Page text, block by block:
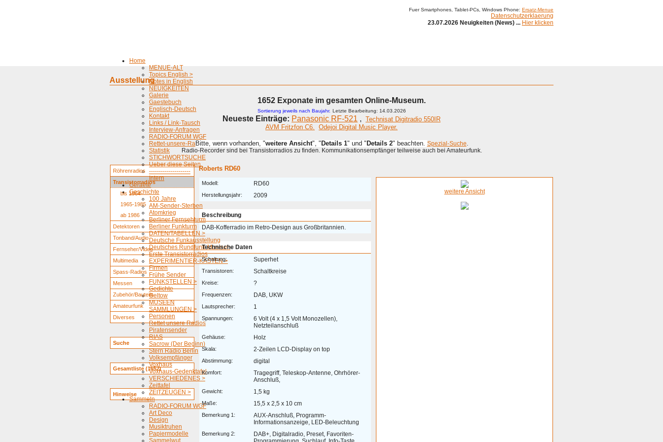
Fuer Smartphones, Tablet-PCs, Windows Phone: Ersatz-Menue
Datenschutzerklaerung
23.07.2026 Neuigkeiten (News) ... Hier klicken
Home
MENUE-ALT
Topics English >
Notes in English
NEUIGKEITEN
Galerie
Gaestebuch
Englisch-Deutsch
Kontakt
Links / Link-Tausch
Interview-Anfragen
RADIO-FORUM WGF
Rettet-unsere-Radios
Statistik
STICHWORTSUCHE
Ueber diese Seiten
---------------------
Intern
Geraete
Geschichte
100 Jahre
AM-Sender-Sterben
Atomkrieg
Berliner Fernsehturm
Berliner Funkturm
DATEN/TABELLEN >
Deutsche Funkausstellung
Deutsches Rundfunk-Museum
Erste Transistorradios
EXPERIMENTIER-KÄSTEN >
Firmen
Frühe Sender
FUNKSTELLEN >
Gedichte
Geltow
MUSEEN
SAMMLUNGEN >
Personen
Rettet unsere Radios
Piratensender
RIAS
Sacrow (Der Beginn)
Stern Radio Berlin
Volksempfänger
Voxhaus
Voxhaus-Gedenktafel
VERSCHIEDENES >
Zeittafel
ZEITZEUGEN >
Sammeln
RADIO-FORUM WGF
Art Deco
Design
Musiktruhen
Papiermodelle
Sammelwut
Ausstellung
1652 Exponate im gesamten Online-Museum.
Sortierung jeweils nach Baujahr. Letzte Bearbeitung: 14.03.2026
Neueste Einträge: Panasonic RF-521 , Technisat Digitradio 550IR
AVM Fritzfon C6. Odejoi Digital Music Player.
Bitte, wenn vorhanden, "weitere Ansicht", " Details 1" und " Details 2" beachten. Spezial-Suche.
Radio-Recorder sind bei Transistorradios zu finden. Kommunikationsempfänger teilweise auch bei Amateurfunk.
Röhrenradios
Transistorradios
bis 1964
1965-1985
ab 1986
Detektoren
Tonband/Audio
Fernseher/Video
Multimedia
Spass-Radios
Messen
Zubehör/Bauteile
Amateurfunk
Diverses
Suche
Gesamtliste (1652)
Hinweise
Roberts RD60
Modell: RD60
Herstellungsjahr: 2009
Beschreibung
DAB-Kofferradio im Retro-Design aus Großbritannien.
Technische Daten
Schaltung: Superhet
Transistoren: Schaltkreise
Kreise: ?
Frequenzen: DAB, UKW
Lautsprecher: 1
Spannungen:
6 Volt (4 x 1,5 Volt Monozellen),
Netzteilanschluß
Gehäuse: Holz
Skala: 2-Zeilen LCD-Display on top
Abstimmung: digital
Komfort:
Tragegriff, Teleskop-Antenne, Ohrhörer-
Anschluß,
Gewicht: 1,5 kg
Maße: 15,5 x 2,5 x 10 cm
Bemerkung 1:
AUX-Anschluß, Programm-
Informationsanzeige, LED-Beleuchtung
Bemerkung 2:
DAB+, Digitalradio, Preset, Favoriten-
weitere Ansicht